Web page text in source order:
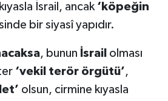
İsrail, ancak‘köpeğin
bir siyasî yapıdır.
, bunun İsrail olması
‘vekil terör örgütü’,
olsun, cirmine kıyasla